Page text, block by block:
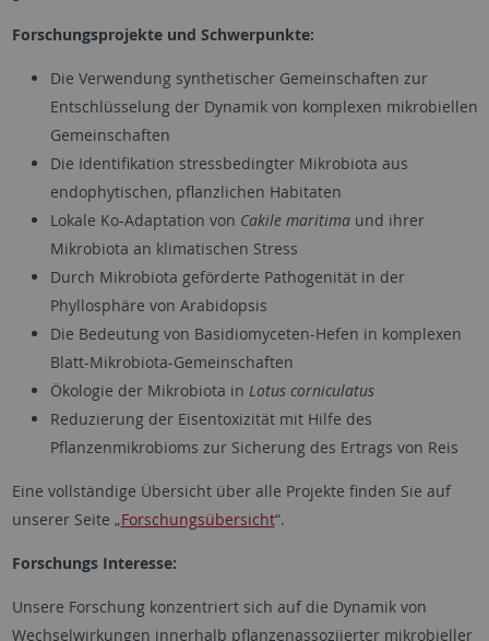
Forschungsprojekte und Schwerpunkte:
Die Verwendung synthetischer Gemeinschaften zur
Entschlüsselung der Dynamik von komplexen mikrobiellen
Gemeinschaften
Die Identifikation stressbedingter Mikrobiota aus
endophytischen, pflanzlichen Habitaten
Lokale Ko-Adaptation von Cakile maritimaund ihrer
Mikrobiota an klimatischen Stress
Durch Mikrobiota geförderte Pathogenität in der
Phyllosphäre von Arabidopsis
Die Bedeutung von Basidiomyceten-Hefen in komplexen
Blatt-Mikrobiota-Gemeinschaften
Ökologie der Mikrobiota in Lotus corniculatus
Reduzierung der Eisentoxizität mit Hilfe des
Pflanzenmikrobioms zur Sicherung des Ertrags von Reis
Eine vollständige Übersicht über alle Projekte finden Sie auf
unserer Seite „Forschungsübersicht“.
Forschungs Interesse:
Unsere Forschung konzentriert sich auf die Dynamik von
Wechselwirkungen innerhalb pflanzenassoziierter mikrobieller